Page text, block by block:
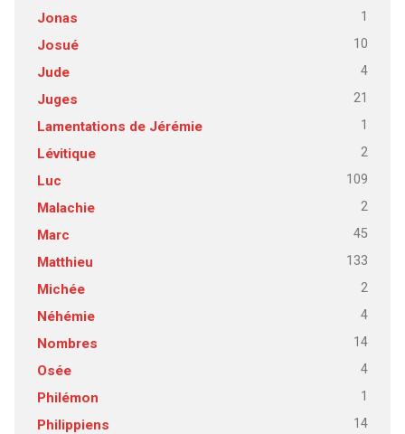
Jonas 1
Josué 10
Jude 4
Juges 21
Lamentations de Jérémie 1
Lévitique 2
Luc 109
Malachie 2
Marc 45
Matthieu 133
Michée 2
Néhémie 4
Nombres 14
Osée 4
Philémon 1
Philippiens 14